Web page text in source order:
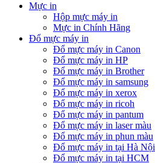
Mực in
Hộp mực máy in
Mực in Chính Hãng
Đổ mực máy in
Đổ mực máy in Canon
Đổ mực máy in HP
Đổ mực máy in Brother
Đổ mực máy in samsung
Đổ mực máy in xerox
Đổ mực máy in ricoh
Đổ mực máy in pantum
Đổ mực máy in laser màu
Đổ mực máy in phun màu
Đổ mực máy in tại Hà Nội
Đổ mực máy in tại HCM